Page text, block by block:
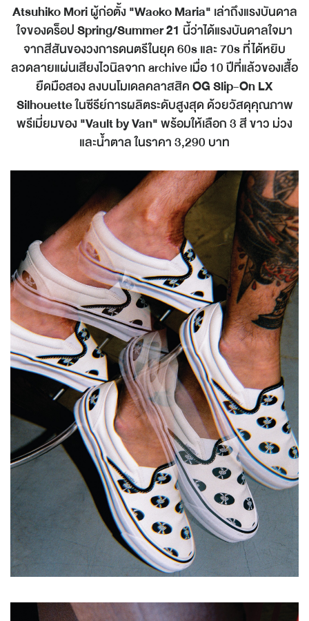
Atsuhiko Moriผู้ก่อตั้ง"Wacko Maria" เล่าถึงแรงบันดาล
ใจของดร็อปSpring/Summer 21 นี้ว่าได้แรงบันดาลใจมา
จากสีสันของวงการดนตรีในยุค 60s และ 70s ที่ได้หยิบ
ลวดลายแผ่นเสียงไวนิลจาก archive เมื่อ 10 ปีที่แล้วของเสื้อ
ยืดมือสอง ลงบนโมเดลคลาสสิคOG Slip-On LX
Silhouetteในซีรีย์การผลิตระดับสูงสุด ด้วยวัสดุคุณภาพ
พรีเมี่ยมของ"Vault by Van"พร้อมให้เลือก 3 สี ขาว ม่วง
และน้ำตาล ในราคา 3,290 บาท